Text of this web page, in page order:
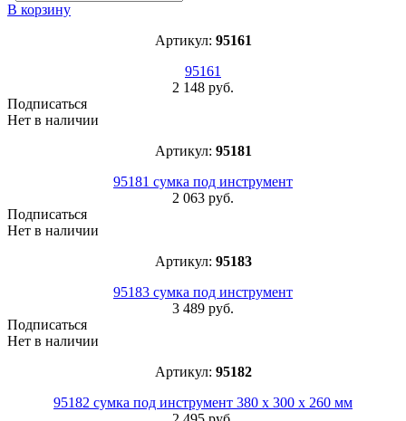
В корзину
Артикул: 95161
95161
2 148 руб.
Подписаться
Нет в наличии
Артикул: 95181
95181 сумка под инструмент
2 063 руб.
Подписаться
Нет в наличии
Артикул: 95183
95183 сумка под инструмент
3 489 руб.
Подписаться
Нет в наличии
Артикул: 95182
95182 сумка под инструмент 380 х 300 х 260 мм